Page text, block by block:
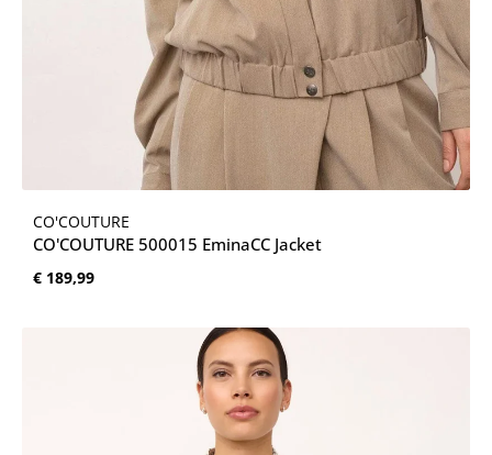
CO'COUTURE
CO'COUTURE 500015 EminaCC Jacket
Normale prijs:
€ 189,99